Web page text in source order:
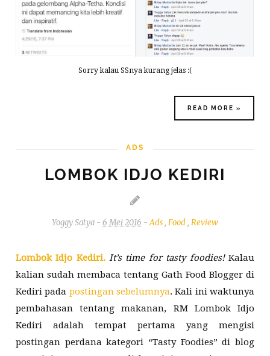
Sorry kalau SSnya kurang jelas :(
READ MORE »
ADS
REVIEW
LOMBOK IDJO KEDIRI
Yoggy Satya - 6 Mei 2016 -Ads, Food, Review
Lombok Idjo Kediri. It’s time for tasty foodies!Kalau
kalian sudah membaca tentang Gath Food Blogger di
Kediri pada postingan sebelumnya. Kali ini waktunya
pembahasan tentang makanan, RM Lombok Idjo
Kediri adalah tempat pertama yang mengisi
postingan perdana kategori “Tasty Foodies” di blog